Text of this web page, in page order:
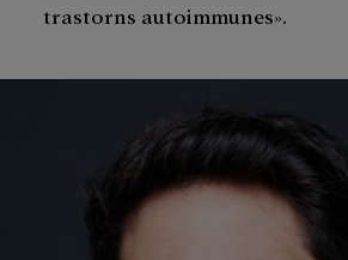
trastorns autoimmunes».